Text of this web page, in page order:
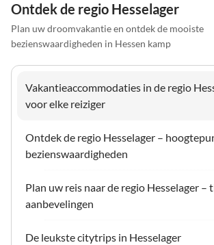
Ontdek de regio Hesselager
Plan uw droomvakantie en ontdek de mooiste
bezienswaardigheden in Hessen kamp
Vakantieaccommodaties in de regio
voor elke reiziger
Ontdek de regio Hesselager –
bezienswaardigheden
Plan uw reis naar de regio Hesselager –
aanbevelingen
De leukste citytrips in Hesselager